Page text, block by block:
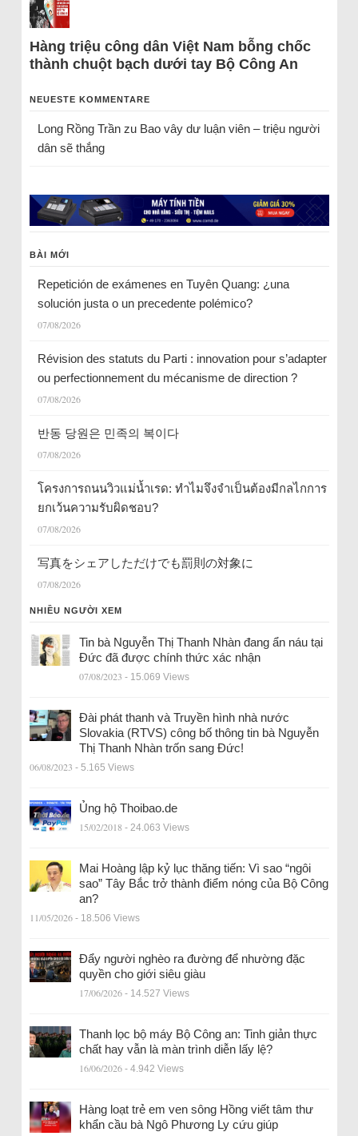
Hàng triệu công dân Việt Nam bỗng chốc
thành chuột bạch dưới tay Bộ Công An
NEUESTE KOMMENTARE
Long Rồng Trầnzu Bao vây dư luận viên – triệu người
dân sẽ thắng
BÀI MỚI
Repetición de exámenes en Tuyên Quang: ¿una
solución justa o un precedente polémico?
07/08/2026
Révision des statuts du Parti : innovation pour s’adapter
ou perfectionnement du mécanisme de direction ?
07/08/2026
반동 당원은 민족의 복이다
07/08/2026
โครงการถนนวิวแม่น้ำเรด: ทำไมจึงจำเป็นต้องมีกลไกการ
ยกเว้นความรับผิดชอบ?
07/08/2026
写真をシェアしただけでも罰則の対象に
07/08/2026
NHIỀU NGƯỜI XEM
Tin bà Nguyễn Thị Thanh Nhàn đang ẩn náu tại
Đức đã được chính thức xác nhận
07/08/2023 - 15.069 Views
Đài phát thanh và Truyền hình nhà nước
Slovakia (RTVS) công bố thông tin bà Nguyễn
Thị Thanh Nhàn trốn sang Đức!
06/08/2023 - 5.165 Views
Ủng hộ Thoibao.de
15/02/2018 - 24.063 Views
Mai Hoàng lập kỷ lục thăng tiến: Vì sao “ngôi
sao” Tây Bắc trở thành điểm nóng của Bộ Công
an?
11/05/2026 - 18.506 Views
Đẩy người nghèo ra đường để nhường đặc
quyền cho giới siêu giàu
17/06/2026 - 14.527 Views
Thanh lọc bộ máy Bộ Công an: Tinh giản thực
chất hay vẫn là màn trình diễn lấy lệ?
16/06/2026 - 4.942 Views
Hàng loạt trẻ em ven sông Hồng viết tâm thư
khẩn cầu bà Ngô Phương Ly cứu giúp